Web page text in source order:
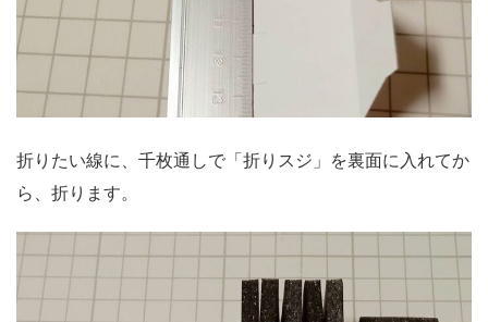
折りたい線に、千枚通しで「折りスジ」を裏面に入れてか
ら、折ります。